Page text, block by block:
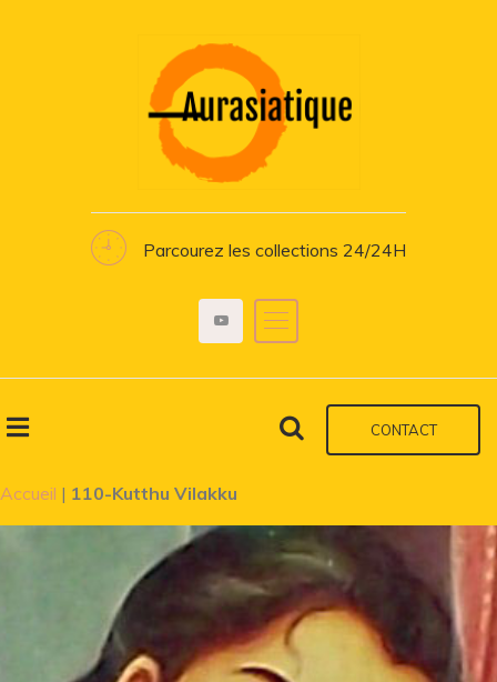
Parcourez les collections 24/24H
CONTACT
Accueil | 110-Kutthu Vilakku